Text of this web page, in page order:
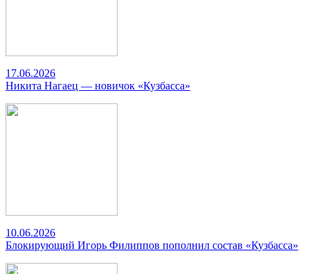
17.06.2026
Никита Нагаец — новичок «Кузбасса»
10.06.2026
Блокирующий Игорь Филиппов пополнил состав «Кузбасса»